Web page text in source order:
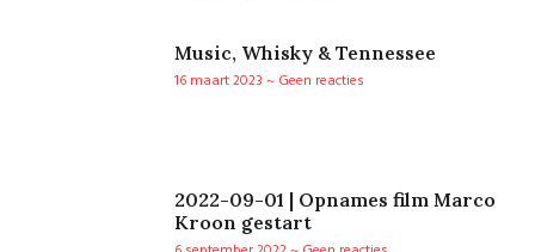
Music, Whisky & Tennessee
16 maart 2023
Geen reacties
2022-09-01 | Opnames film Marco
Kroon gestart